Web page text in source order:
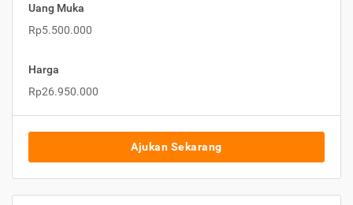
Uang Muka
Rp5.500.000
Harga
Rp26.950.000
Ajukan Sekarang